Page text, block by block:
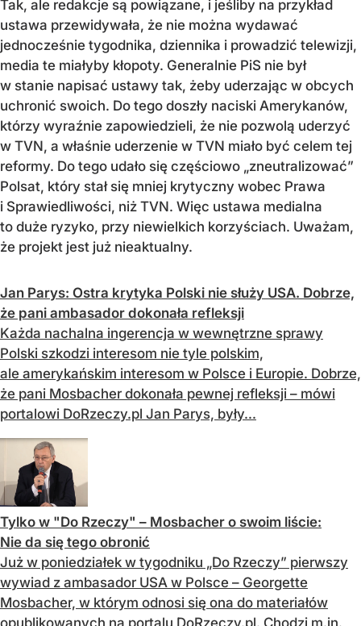
Tak, ale redakcje są powiązane, i jeśliby na przykład
ustawa przewidywała, że nie można wydawać
jednocześnie tygodnika, dziennika i prowadzić telewizji,
media te miałyby kłopoty. Generalnie PiS nie był
w stanie napisać ustawy tak, żeby uderzając w obcych
uchronić swoich. Do tego doszły naciski Amerykanów,
którzy wyraźnie zapowiedzieli, że nie pozwolą uderzyć
w TVN, a właśnie uderzenie w TVN miało być celem tej
reformy. Do tego udało się częściowo „zneutralizować”
Polsat, który stał się mniej krytyczny wobec Prawa
i Sprawiedliwości, niż TVN. Więc ustawa medialna
to duże ryzyko, przy niewielkich korzyściach. Uważam,
że projekt jest już nieaktualny.
Jan Parys: Ostra krytyka Polski nie służy USA. Dobrze,
że pani ambasador dokonała refleksji
Każda nachalna ingerencja w wewnętrzne sprawy
Polski szkodzi interesom nie tyle polskim,
ale amerykańskim interesom w Polsce i Europie. Dobrze,
że pani Mosbacher dokonała pewnej refleksji – mówi
portalowi DoRzeczy.pl Jan Parys, były...
Tylko w "Do Rzeczy" – Mosbacher o swoim liście:
Nie da się tego obronić
Już w poniedziałek w tygodniku „Do Rzeczy” pierwszy
wywiad z ambasador USA w Polsce – Georgette
Mosbacher, w którym odnosi się ona do materiałów
opublikowanych na portalu DoRzeczy.pl. Chodzi m.in.